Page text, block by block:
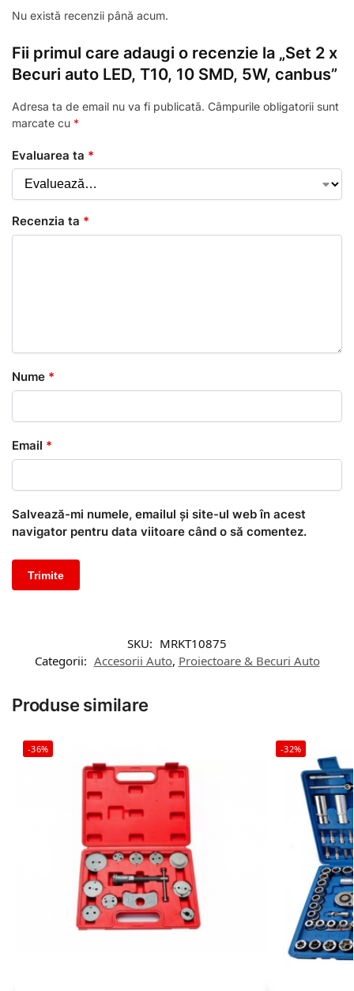
Nu există recenzii până acum.
Fii primul care adaugi o recenzie la „Set 2 x
Becuri auto LED, T10, 10 SMD, 5W, canbus”
Adresa ta de email nu va fi publicată. Câmpurile obligatorii sunt
marcate cu *
Evaluarea ta *
Recenzia ta *
Nume *
Email *
Salvează-mi numele, emailul și site-ul web în acest
navigator pentru data viitoare când o să comentez.
SKU: MRKT10875
Categorii: Accesorii Auto, Proiectoare & Becuri Auto
Produse similare
-36% -32%